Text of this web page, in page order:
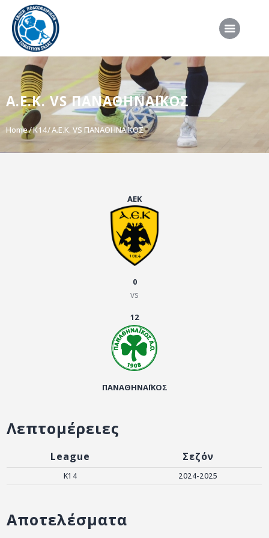
Α.Ε.Κ. VS ΠΑΝΑΘΗΝΑΪΚΟΣ
Home K14 Α.Ε.Κ. VS ΠΑΝΑΘΗΝΑΪΚΟΣ
ΑΡΧΙΚΗ
ΕΠΣΣ
ΔΙΟΡΓΑΝΩΣΕΙΣ
ΠΡΟΕΘΝΙΚΕΣ ΟΜΑΔΕΣ
ΣΥΝΕΝΤΕΥΞΕΙΣ
ΑΕΚ
0
vs
12
ΠΑΝΑΘΗΝΑΪΚΟΣ
Λεπτομέρειες
League Σεζόν
K14 2024-2025
Αποτελέσματα